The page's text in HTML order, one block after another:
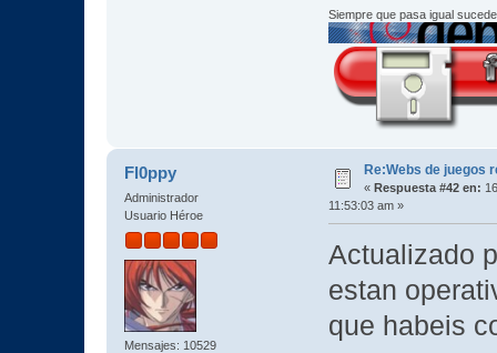
Siempre que pasa igual
Fl0ppy
Administrador
Usuario Héroe
Mensajes: 10529
Re:Webs de juegos
« Respuesta #42 en:
11:53:03 am »
Actualizado
estan
que habeis